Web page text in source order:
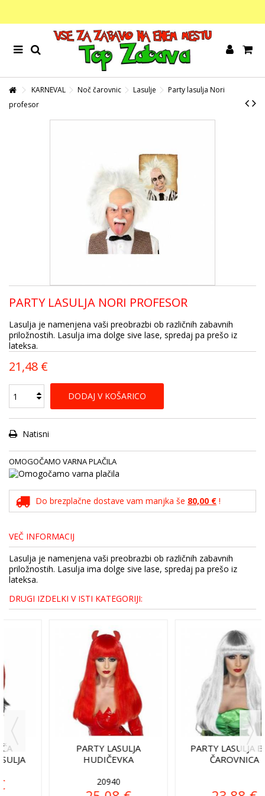
KARNEVAL Noč čarovnic Lasulje
Party lasulja Nori
profesor
PARTY LASULJA NORI PROFESOR
Lasulja je namenjena vaši preobrazbi ob različnih zabavnih
priložnostih. Lasulja ima dolge sive lase, spredaj pa prešo iz
lateksa.
21,48 €
DODAJ V KOŠARICO
Natisni
OMOGOČAMO VARNA PLAČILA
Do brezplačne dostave vam manjka še 80,00 € !
VEČ INFORMACIJ
Lasulja je namenjena vaši preobrazbi ob različnih zabavnih
priložnostih. Lasulja ima dolge sive lase, spredaj pa prešo iz
lateksa.
DRUGI IZDELKI V ISTI KATEGORIJI:
PARTY LASULJA BELA
ČAROVNICA
PARTY LASULJA MODRA
ČAROVNICA